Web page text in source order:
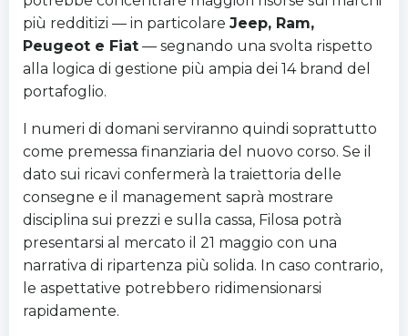
più redditizi — in particolare Jeep, Ram,
Peugeot e Fiat — segnando una svolta rispetto
alla logica di gestione più ampia dei 14 brand del
portafoglio.
I numeri di domani serviranno quindi soprattutto
come premessa finanziaria del nuovo corso. Se il
dato sui ricavi confermerà la traiettoria delle
consegne e il management saprà mostrare
disciplina sui prezzi e sulla cassa, Filosa potrà
presentarsi al mercato il 21 maggio con una
narrativa di ripartenza più solida. In caso contrario,
le aspettative potrebbero ridimensionarsi
rapidamente.